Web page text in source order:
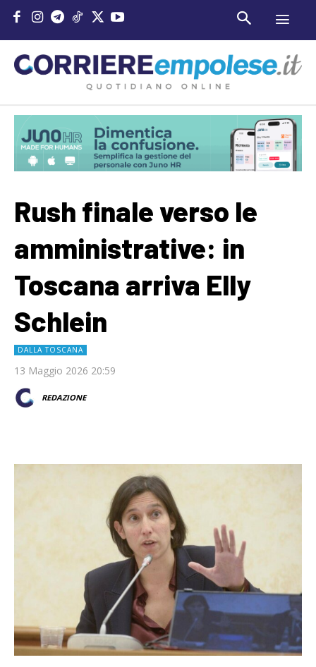
Rush finale verso le
amministrative: in
Toscana arriva Elly
Schlein
DALLA TOSCANA
13 Maggio 2026 20:59
REDAZIONE